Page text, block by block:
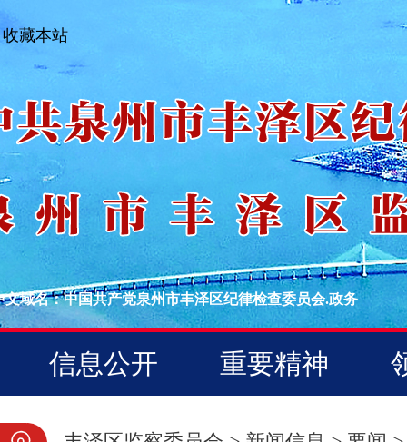
收藏本站
文域名：中国共产党泉州市丰泽区纪律检查委员会.政务
信息公开 重要精神
图片新闻